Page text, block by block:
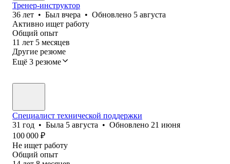
Тренер-инструктор
36 лет • Был вчера • Обновлено 5 августа
Активно ищет работу
Общий опыт
11 лет 5 месяцев
Другие резюме
Ещё 3 резюме
Специалист технической поддержки
31 год • Была 5 августа • Обновлено 21 июня
100 000 ₽
Не ищет работу
Общий опыт